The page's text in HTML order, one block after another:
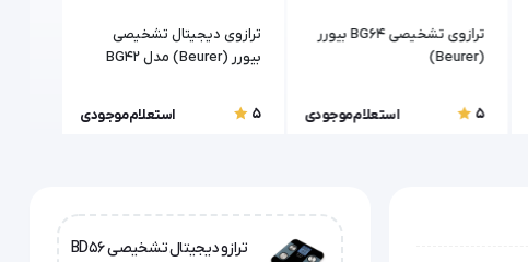
ترازوی تشخیصی BG64 بیورر
(Beurer)
5 استعلام موجودی
ترازوی دیجیتال تشخیصی
بیورر (Beurer) مدل BG42
5 استعلام موجودی
ترازو دیجیتال تشخیصی BD56